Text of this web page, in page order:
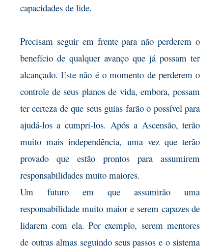
capacidades de lide.
Precisam seguir em frente para não perderem o
benefício de qualquer avanço que já possam ter
alcançado. Este não é o momento de perderem o
controle de seus planos de vida, embora, possam
ter certeza de que seus guias farão o possível para
ajudá-los a cumpri-los. Após a Ascensão, terão
muito mais independência, uma vez que terão
provado que estão prontos para assumirem
responsabilidades muito maiores.
Um futuro em que assumirão uma
responsabilidade muito maior e serem capazes de
lidarem com ela. Por exemplo, serem mentores
de outras almas seguindo seus passos e o sistema